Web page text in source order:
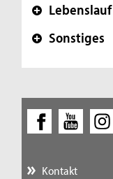
+ Lebenslauf
+ Sonstiges
Kontakt